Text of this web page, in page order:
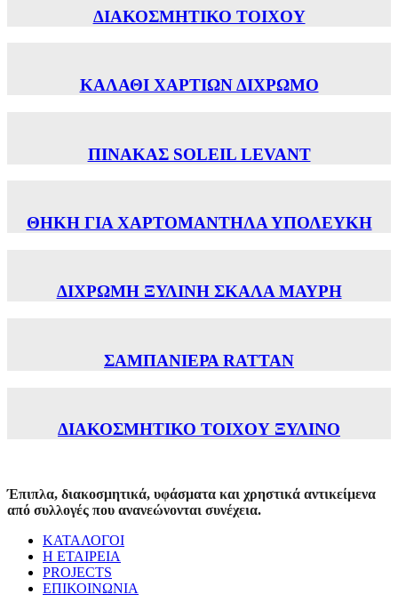
ΔΙΑΚΟΣΜΗΤΙΚΟ ΤΟΙΧΟΥ
ΚΑΛΑΘΙ ΧΑΡΤΙΩΝ ΔΙΧΡΩΜΟ
ΠΙΝΑΚΑΣ SOLEIL LEVANT
ΘΗΚΗ ΓΙΑ ΧΑΡΤΟΜΑΝΤΗΛΑ ΥΠΟΛΕΥΚH
ΔΙΧΡΩΜΗ ΞΥΛΙΝΗ ΣΚΑΛΑ ΜΑΥΡΗ
ΣΑΜΠΑΝΙΕΡΑ RATTAN
ΔΙΑΚΟΣΜΗΤΙΚΟ ΤΟΙΧΟΥ ΞΥΛΙΝΟ
Έπιπλα, διακοσμητικά, υφάσματα και χρηστικά αντικείμενα
από συλλογές που ανανεώνονται συνέχεια.
ΚΑΤΑΛΟΓΟΙ
Η ΕΤΑΙΡΕΙΑ
PROJECTS
ΕΠΙΚΟΙΝΩΝΙΑ